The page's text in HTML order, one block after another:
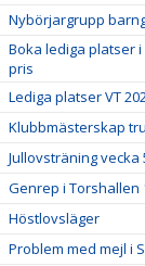
Nybörjargrupp
Boka lediga platser
pris
Lediga platser VT
Klubbmästerskap
Jullovsträning vecka
Genrep i Torshallen
Höstlovsläger
Problem med mejl i